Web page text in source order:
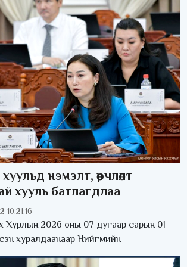
нэмэлт, өөрчлөлт
хууль батлагдлаа
Хурлын 2026 оны 07 дугаар сарын 01-
хуралдаанаар Нийгмийн